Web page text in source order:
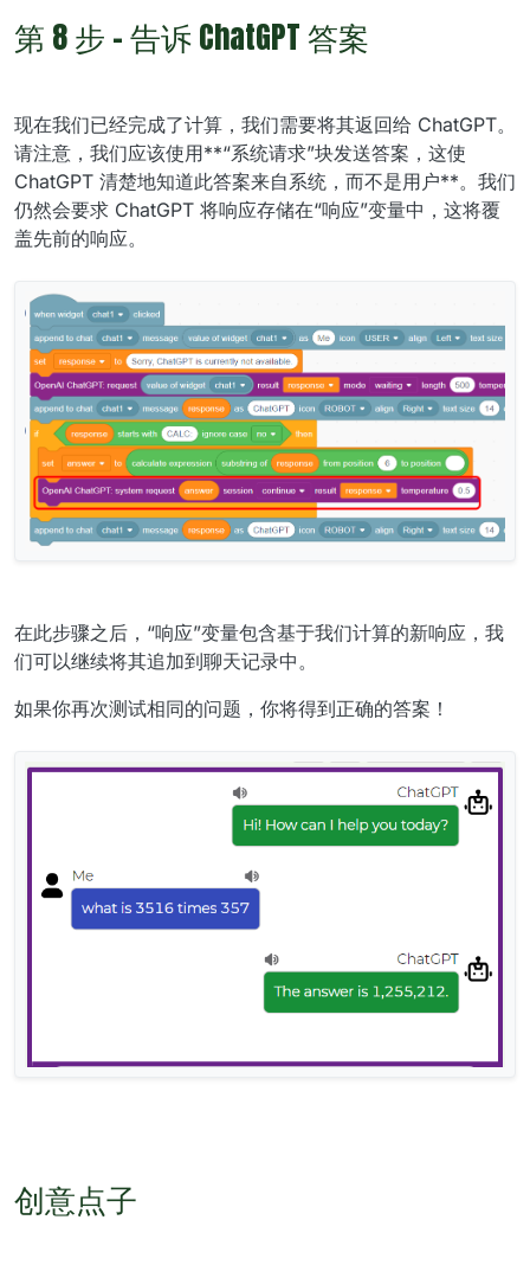
第 8 步 - 告诉 ChatGPT 答案
现在我们已经完成了计算，我们需要将其返回给 ChatGPT。
请注意，我们应该使用**“系统请求”块发送答案，这使
ChatGPT 清楚地知道此答案来自系统，而不是用户**。我们
仍然会要求 ChatGPT 将响应存储在“响应”变量中，这将覆
盖先前的响应。
在此步骤之后，“响应”变量包含基于我们计算的新响应，我
们可以继续将其追加到聊天记录中。
如果你再次测试相同的问题，你将得到正确的答案！
创意点子